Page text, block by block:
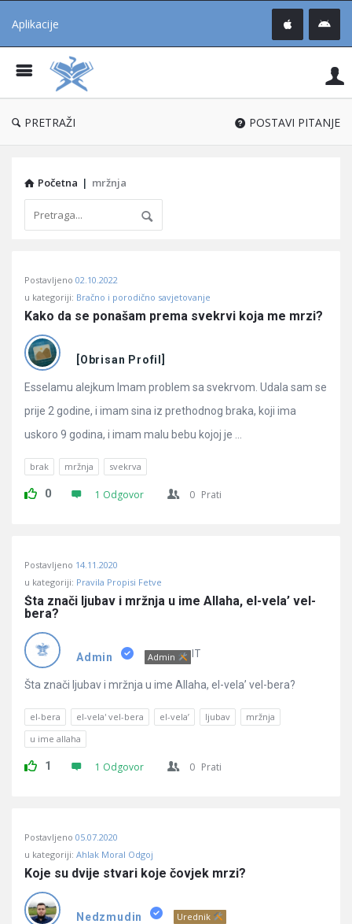
Aplikacije
®
PRETRAŽI POSTAVI PITANJE
Početna | mržnja
Učene
Latest
Pitanja
Postavljeno 02.10.2022
u kategoriji: Bračno i porodično savjetovanje
Kako da se ponašam prema svekrvi koja me mrzi?
[Obrisan Profil]
Esselamu alejkum Imam problem sa svekrvom. Udala sam se
prije 2 godine, i imam sina iz prethodnog braka, koji ima
uskoro 9 godina, i imam malu bebu kojoj je ...
brak mržnja svekrva
0 1 Odgovor 0 Prati
Postavljeno 14.11.2020
u kategoriji: Pravila Propisi Fetve
Šta znači ljubav i mržnja u ime Allaha, el-vela’ vel-
bera?
Admin Admin IT
Šta znači ljubav i mržnja u ime Allaha, el-vela’ vel-bera?
el-bera el-vela' vel-bera el-vela’ ljubav
mržnja
u ime allaha
1 1 Odgovor 0 Prati
Postavljeno 05.07.2020
u kategoriji: Ahlak Moral Odgoj
Koje su dvije stvari koje čovjek mrzi?
Nedzmudin Urednik